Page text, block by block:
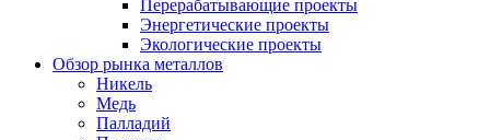
Перерабатывающие проекты
Энергетические проекты
Экологические проекты
Обзор рынка металлов
Никель
Медь
Палладий